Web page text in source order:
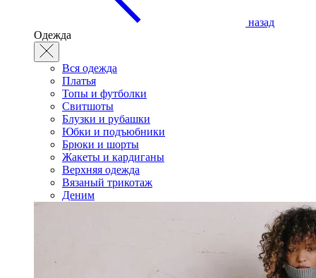
назад
Одежда
Вся одежда
Платья
Топы и футболки
Свитшоты
Блузки и рубашки
Юбки и подъюбники
Брюки и шорты
Жакеты и кардиганы
Верхняя одежда
Вязаный трикотаж
Деним